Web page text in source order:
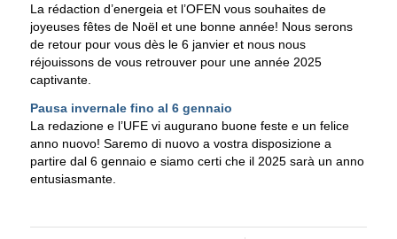
La rédaction d’energeia et l’OFEN vous souhaites de
joyeuses fêtes de Noël et une bonne année! Nous serons
de retour pour vous dès le 6 janvier et nous nous
réjouissons de vous retrouver pour une année 2025
captivante.
Pausa invernale fino al 6 gennaio
La redazione e l’UFE vi augurano buone feste e un felice
anno nuovo! Saremo di nuovo a vostra disposizione a
partire dal 6 gennaio e siamo certi che il 2025 sarà un anno
entusiasmante.